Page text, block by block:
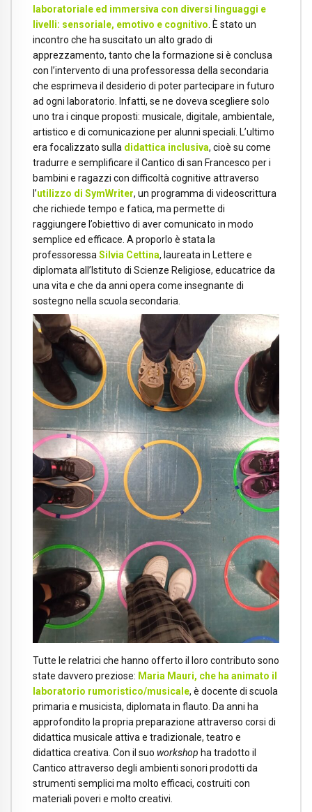
laboratoriale ed immersiva con diversi linguaggi e
livelli: sensoriale, emotivo e cognitivo . È stato un
incontro che ha suscitato un alto grado di
apprezzamento, tanto che la formazione si è conclusa
con l’intervento di una professoressa della secondaria
che esprimeva il desiderio di poter partecipare in futuro
ad ogni laboratorio. Infatti, se ne doveva scegliere solo
uno tra i cinque proposti: musicale, digitale, ambientale,
artistico e di comunicazione per alunni speciali. L’ultimo
era focalizzato sulla didattica inclusiva, cioè su come
tradurre e semplificare il Cantico di san Francesco per i
bambini e ragazzi con difficoltà cognitive attraverso
l’utilizzo di SymWriter, un programma di videoscrittura
che richiede tempo e fatica, ma permette di
raggiungere l’obiettivo di aver comunicato in modo
semplice ed efficace. A proporlo è stata la
professoressa Silvia Cettina, laureata in Lettere e
diplomata all’Istituto di Scienze Religiose, educatrice da
una vita e che da anni opera come insegnante di
sostegno nella scuola secondaria.
Tutte le relatrici che hanno offerto il loro contributo sono
state davvero preziose: Maria Mauri, che ha animato il
laboratorio rumoristico/musicale, è docente di scuola
primaria e musicista, diplomata in flauto. Da anni ha
approfondito la propria preparazione attraverso corsi di
didattica musicale attiva e tradizionale, teatro e
didattica creativa. Con il suo workshop ha tradotto il
Cantico attraverso degli ambienti sonori prodotti da
strumenti semplici ma molto efficaci, costruiti con
materiali poveri e molto creativi.